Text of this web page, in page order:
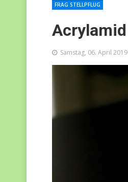
Acrylamid
FRAG STELLPFLUG
Samstag, 06. April 2019